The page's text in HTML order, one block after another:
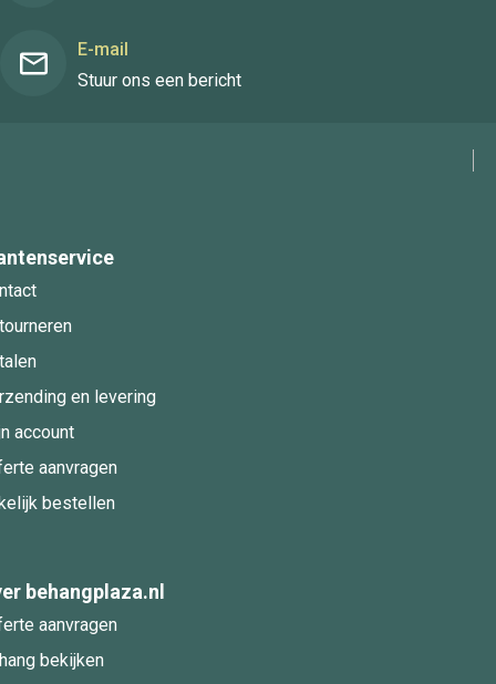
E-mail
Stuur ons een bericht
en levering
account
aanvragen
bestellen
behangplaza.nl
aanvragen
bekijken